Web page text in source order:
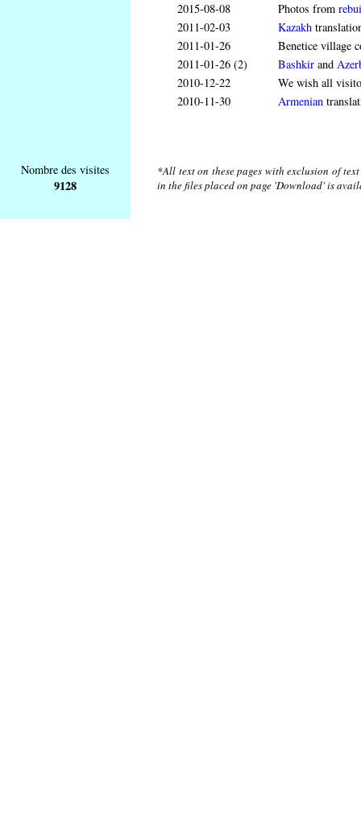
2015-08-08
Photos from
2011-02-03
Kazakh
2011-01-26
Benetice village
2011-01-26 (2)
Bashkir and
2010-12-22
We wish all
2010-11-30
Armenian
Nombre des visites
9128
*All text on these pages with exclusion of
in the files placed on page 'Download' is